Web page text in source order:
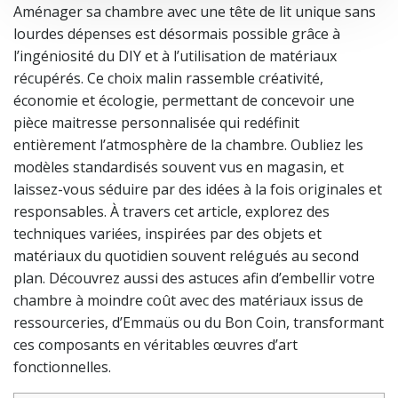
Aménager sa chambre avec une tête de lit unique sans
lourdes dépenses est désormais possible grâce à
l’ingéniosité du DIY et à l’utilisation de matériaux
récupérés. Ce choix malin rassemble créativité,
économie et écologie, permettant de concevoir une
pièce maitresse personnalisée qui redéfinit
entièrement l’atmosphère de la chambre. Oubliez les
modèles standardisés souvent vus en magasin, et
laissez-vous séduire par des idées à la fois originales et
responsables. À travers cet article, explorez des
techniques variées, inspirées par des objets et
matériaux du quotidien souvent relégués au second
plan. Découvrez aussi des astuces afin d’embellir votre
chambre à moindre coût avec des matériaux issus de
ressourceries, d’Emmaüs ou du Bon Coin, transformant
ces composants en véritables œuvres d’art
fonctionnelles.